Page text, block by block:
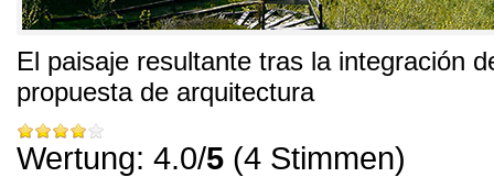
El paisaje resultante tras la integración
propuesta de arquitectura
Wertung: 4.0/5 (4 Stimmen)